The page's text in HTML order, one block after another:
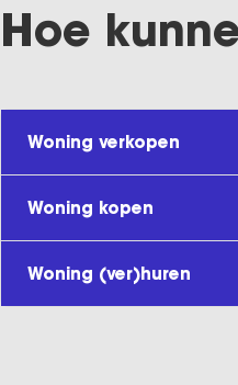
Hoe
Woning verkopen
Woning kopen
Woning (ver)huren